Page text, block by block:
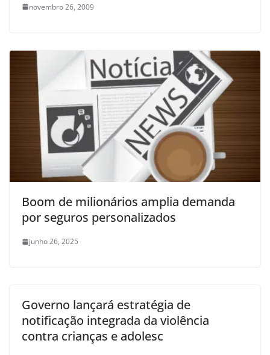
novembro 26, 2009
Boom de milionários amplia demanda
por seguros personalizados
junho 26, 2025
Governo lançará estratégia de
notificação integrada da violência
contra crianças e adolesc